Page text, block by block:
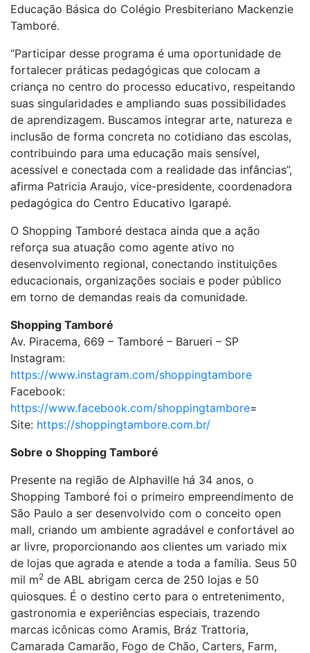
Educação Básica do Colégio Presbiteriano Mackenzie
Tamboré.
“Participar desse programa é uma oportunidade de
fortalecer práticas pedagógicas que colocam a
criança no centro do processo educativo, respeitando
suas singularidades e ampliando suas possibilidades
de aprendizagem. Buscamos integrar arte, natureza e
inclusão de forma concreta no cotidiano das escolas,
contribuindo para uma educação mais sensível,
acessível e conectada com a realidade das infâncias”,
afirma Patricia Araujo, vice-presidente, coordenadora
pedagógica do Centro Educativo Igarapé.
O Shopping Tamboré destaca ainda que a ação
reforça sua atuação como agente ativo no
desenvolvimento regional, conectando instituições
educacionais, organizações sociais e poder público
em torno de demandas reais da comunidade.
Shopping Tamboré
Av. Piracema, 669 – Tamboré – Barueri – SP
Instagram:
https://www.instagram.com/shoppingtambore
Facebook:
https://www.facebook.com/shoppingtambore=
Site: https://shoppingtambore.com.br/
Sobre o Shopping Tamboré
Presente na região de Alphaville há 34 anos, o
Shopping Tamboré foi o primeiro empreendimento de
São Paulo a ser desenvolvido com o conceito open
mall, criando um ambiente agradável e confortável ao
ar livre, proporcionando aos clientes um variado mix
de lojas que agrada e atende a toda a família. Seus 50
mil m2 de ABL abrigam cerca de 250 lojas e 50
quiosques. É o destino certo para o entretenimento,
gastronomia e experiências especiais, trazendo
marcas icônicas como Aramis, Bráz Trattoria,
Camarada Camarão, Fogo de Chão, Carters, Farm,